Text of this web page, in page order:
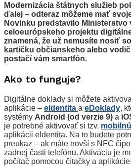
Modernizácia štátnych služieb
ďalej – odteraz môžeme mať
Novinku predstavilo
celoeurópskeho projektu
znamená, že už nemusíte nosiť
kartičku občianskeho alebo
postačí vám smartfón.
Ako to funguje?
Digitálne doklady si môžete
aplikácie – eIdentita a eDoklady,
systémy Android (od verzie 9) a
je potrebné aktivovať si tzv.
aplikácii eIdentita. Na to budete
preukaz – ak máte novší s NFC
zadnej časti telefónu. Aktiváciu je
počítač pomocou čítačky a